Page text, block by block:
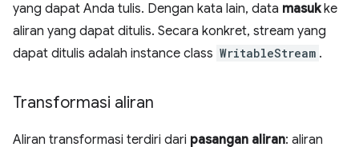
yang dapat Anda tulis. Dengan kata lain, data masukke
aliran yang dapat ditulis. Secara konkret, stream yang
dapat ditulis adalah instance class WritableStream .
Transformasi aliran
Aliran transformasi terdiri dari pasangan aliran: aliran